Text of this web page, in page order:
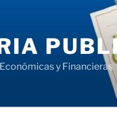
y Financieras